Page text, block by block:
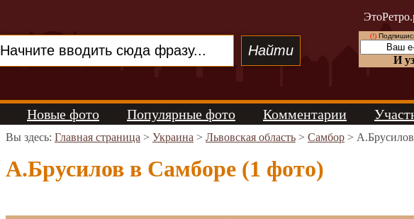
(!)
И
Новые фото Популярные фото Комментарии
Вы здесь: Главная страница > Украина > Львовская область > Самбор >
А.Брусилов в Самборе (1 фото)